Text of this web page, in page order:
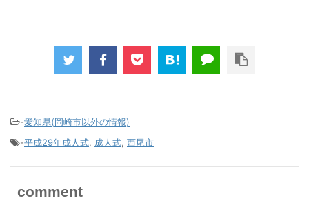
-愛知県(岡崎市以外の情報)
-平成29年成人式, 成人式, 西尾市
comment